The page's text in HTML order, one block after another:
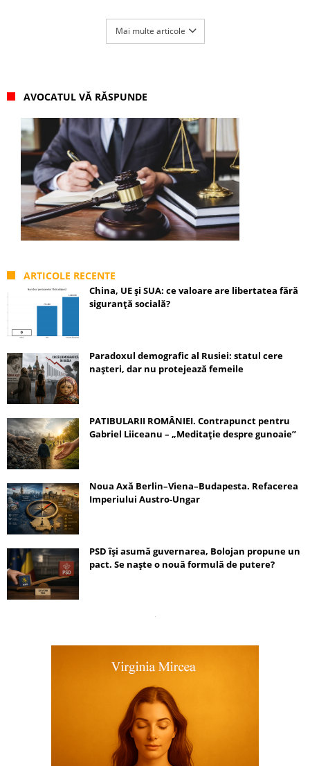
Mai multe articole
AVOCATUL VĂ RĂSPUNDE
ARTICOLE RECENTE
China, UE și SUA: ce valoare are libertatea fără
siguranță socială?
Paradoxul demografic al Rusiei: statul cere
nașteri, dar nu protejează femeile
PATIBULARII ROMÂNIEI. Contrapunct pentru
Gabriel Liiceanu – „Meditație despre gunoaie”
Noua Axă Berlin–Viena–Budapesta. Refacerea
Imperiului Austro-Ungar
PSD își asumă guvernarea, Bolojan propune un
pact. Se naște o nouă formulă de putere?